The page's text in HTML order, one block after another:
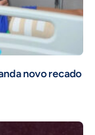
novo recado